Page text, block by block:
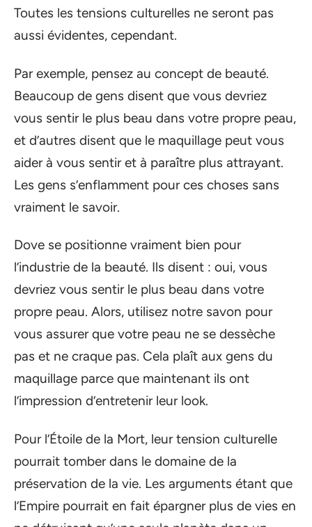
Toutes les tensions culturelles ne seront pas
aussi évidentes, cependant.
Par exemple, pensez au concept de beauté.
Beaucoup de gens disent que vous devriez
vous sentir le plus beau dans votre propre peau,
et d’autres disent que le maquillage peut vous
aider à vous sentir et à paraître plus attrayant.
Les gens s’enflamment pour ces choses sans
vraiment le savoir.
Dove se positionne vraiment bien pour
l’industrie de la beauté. Ils disent : oui, vous
devriez vous sentir le plus beau dans votre
propre peau. Alors, utilisez notre savon pour
vous assurer que votre peau ne se dessèche
pas et ne craque pas. Cela plaît aux gens du
maquillage parce que maintenant ils ont
l’impression d’entretenir leur look.
Pour l’Étoile de la Mort, leur tension culturelle
pourrait tomber dans le domaine de la
préservation de la vie. Les arguments étant que
l’Empire pourrait en fait épargner plus de vies en